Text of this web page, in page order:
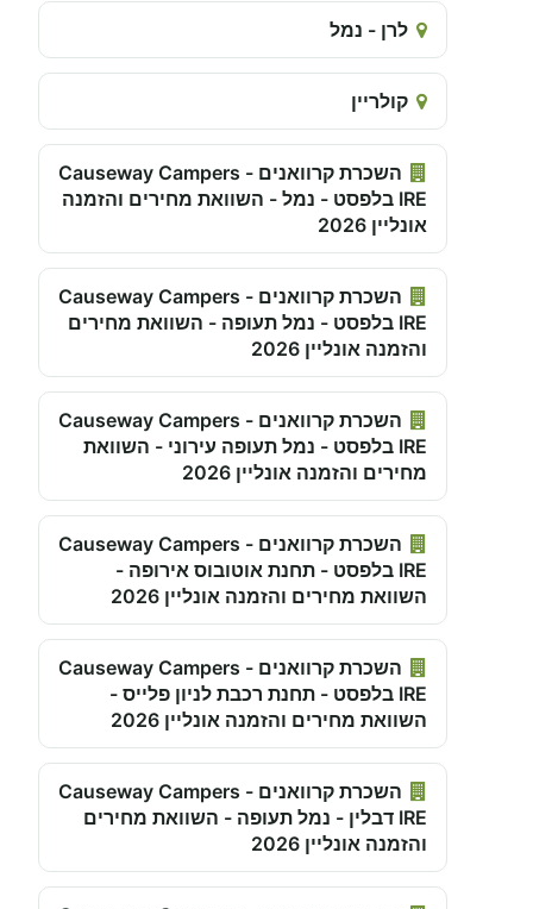
לרן - נמל
קולריין
השכרת קרוואנים - Causeway Campers
IRE בלפסט - נמל - השוואת מחירים והזמנה
אונליין 2026
השכרת קרוואנים - Causeway Campers
IRE בלפסט - נמל תעופה - השוואת מחירים
והזמנה אונליין 2026
השכרת קרוואנים - Causeway Campers
IRE בלפסט - נמל תעופה עירוני - השוואת
מחירים והזמנה אונליין 2026
השכרת קרוואנים - Causeway Campers
IRE בלפסט - תחנת אוטובוס אירופה -
השוואת מחירים והזמנה אונליין 2026
השכרת קרוואנים - Causeway Campers
IRE בלפסט - תחנת רכבת לניון פלייס -
השוואת מחירים והזמנה אונליין 2026
השכרת קרוואנים - Causeway Campers
IRE דבלין - נמל תעופה - השוואת מחירים
והזמנה אונליין 2026